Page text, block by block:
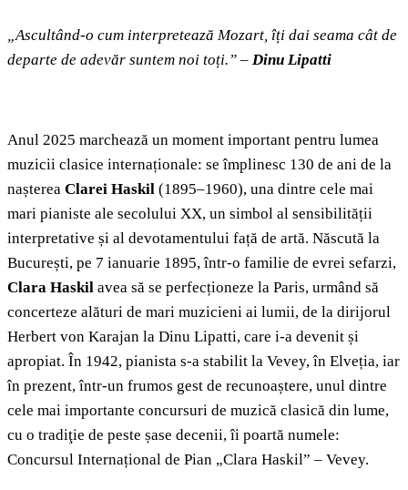
„Ascultând-o cum interpretează Mozart, îți dai seama cât de
departe de adevăr suntem noi toți.” – Dinu Lipatti
Anul 2025 marchează un moment important pentru lumea
muzicii clasice internaționale: se împlinesc 130 de ani de la
nașterea Clarei Haskil (1895–1960), una dintre cele mai
mari pianiste ale secolului XX, un simbol al sensibilității
interpretative și al devotamentului față de artă. Născută la
București, pe 7 ianuarie 1895, într-o familie de evrei sefarzi,
Clara Haskil avea să se perfecționeze la Paris, urmând să
concerteze alături de mari muzicieni ai lumii, de la dirijorul
Herbert von Karajan la Dinu Lipatti, care i-a devenit și
apropiat. În 1942, pianista s-a stabilit la Vevey, în Elveția, iar
în prezent, într-un frumos gest de recunoaștere, unul dintre
cele mai importante concursuri de muzică clasică din lume,
cu o tradiţie de peste șase decenii, îi poartă numele:
Concursul Internațional de Pian „Clara Haskil” – Vevey.